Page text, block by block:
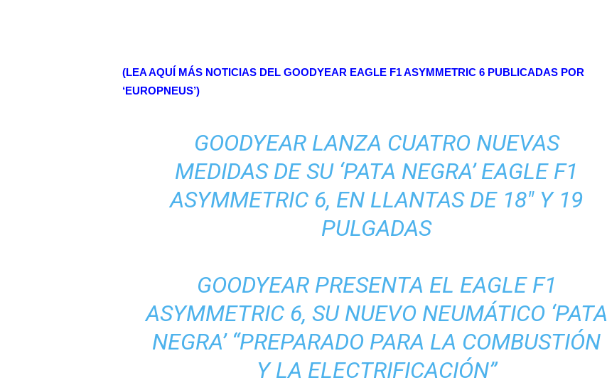
(LEA AQUÍ MÁS NOTICIAS DEL GOODYEAR EAGLE F1 ASYMMETRIC 6 PUBLICADAS POR
‘EUROPNEUS’)
GOODYEAR LANZA CUATRO NUEVAS
MEDIDAS DE SU ‘PATA NEGRA’ EAGLE F1
ASYMMETRIC 6, EN LLANTAS DE 18″ Y 19
PULGADAS
GOODYEAR PRESENTA EL EAGLE F1
ASYMMETRIC 6, SU NUEVO NEUMÁTICO ‘PATA
NEGRA’ “PREPARADO PARA LA COMBUSTIÓN
Y LA ELECTRIFICACIÓN”